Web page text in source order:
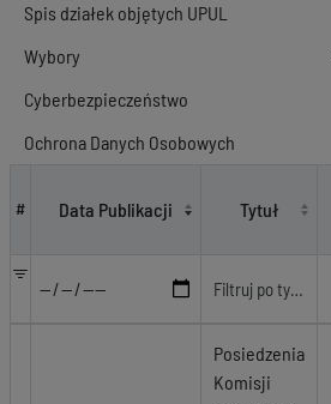
Spis działek objętych UPUL
Wybory
Cyberbezpieczeństwo
Ochrona Danych Osobowych
# Data Publikacji Tytuł
Posiedzenia
Komisji